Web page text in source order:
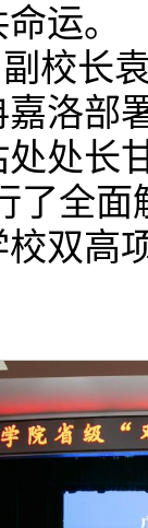
运。
校长
洛部
处长
了全
双高